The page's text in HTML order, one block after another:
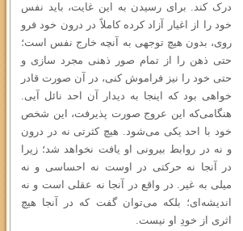
درک کند. برای رسیدن به این غایت، باید نفس
خود را از اغیار آزاد کرده کاملاً در درون خود فرو
روی، بدون هیچ توجهی به آنچه خارج نفس است؛
حتى ذهن را از تمام صور ذهنی مجرد سازی و
حتی خود را نیز فراموش کنی، در آن صورت قادر
خواهی بود که اینجا به دیدار آن احد نائل آیی.
هنگامی‌که این عروج صورت پذیرفت، این شخص
خود با احد یکی می‌شود. هیچ کثرتی نه در درون
و نه در روابط بیرونی او یافت نخواهد شد؛ زیرا
در آنجا نه حرکتی در اوست نه احساسی و نه
میلی به غیر. در واقع در آنجا نه عقلی است و نه
اندیشه‌ای؛ بلکه می‌توان گفت که در آنجا هیچ
اثری از خودِ او نیست.